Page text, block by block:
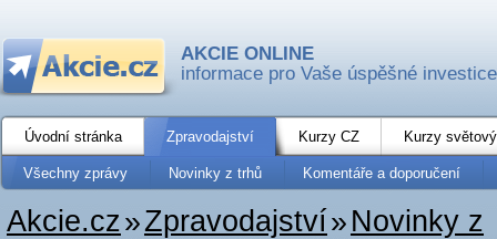
AKCIE ONLINE
informace pro Vaše úspěšné investice
Úvodní stránka Zpravodajství Kurzy CZ Kurzy
Všechny zprávy Novinky z trhů Komentáře a doporučení
Akcie.cz»Zpravodajství» Novinky z